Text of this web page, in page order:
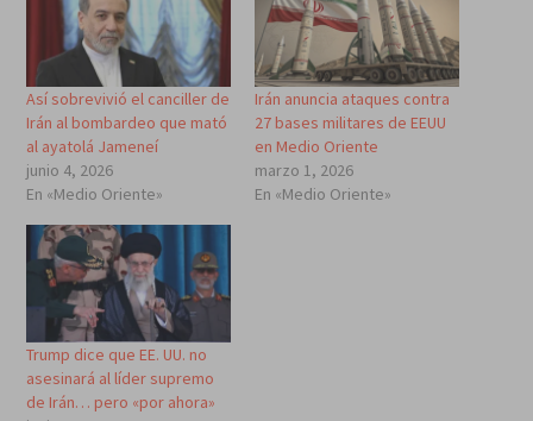
Así sobrevivió el canciller de
Irán al bombardeo que mató
al ayatolá Jameneí
junio 4, 2026
En «Medio Oriente»
Irán anuncia ataques contra
27 bases militares de EEUU
en Medio Oriente
marzo 1, 2026
En «Medio Oriente»
Trump dice que EE. UU. no
asesinará al líder supremo
de Irán… pero «por ahora»